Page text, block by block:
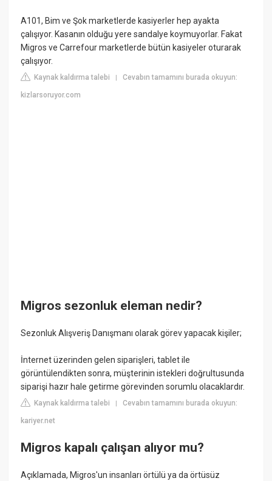
A101, Bim ve Şok marketlerde kasiyerler hep ayakta
çalışıyor. Kasanın olduğu yere sandalye koymuyorlar. Fakat
Migros ve Carrefour marketlerde bütün kasiyeler oturarak
çalışıyor.
Kaynak kaldırma talebi |Cevabın tamamını burada okuyun:
kizlarsoruyor.com
Migros sezonluk eleman nedir?
Sezonluk Alışveriş Danışmanı olarak görev yapacak kişiler;
İnternet üzerinden gelen siparişleri, tablet ile
görüntülendikten sonra, müşterinin istekleri doğrultusunda
siparişi hazır hale getirme görevinden sorumlu olacaklardır.
Kaynak kaldırma talebi |Cevabın tamamını burada okuyun:
kariyer.net
Migros kapalı çalışan alıyor mu?
Açıklamada, Migros'un insanları örtülü ya da örtüsüz